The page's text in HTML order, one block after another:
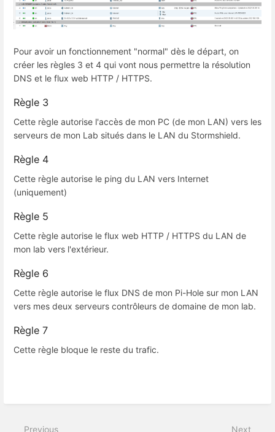
Pour avoir un fonctionnement "normal" dès le départ, on
créer les règles 3 et 4 qui vont nous permettre la résolution
DNS et le flux web HTTP / HTTPS.
Règle 3
Cette règle autorise l'accès de mon PC (de mon LAN) vers les
serveurs de mon Lab situés dans le LAN du Stormshield.
Règle 4
Cette règle autorise le ping du LAN vers Internet
(uniquement)
Règle 5
Cette règle autorise le flux web HTTP / HTTPS du LAN de
mon lab vers l'extérieur.
Règle 6
Cette règle autorise le flux DNS de mon Pi-Hole sur mon LAN
vers mes deux serveurs contrôleurs de domaine de mon lab.
Règle 7
Cette règle bloque le reste du trafic.
Previous Next